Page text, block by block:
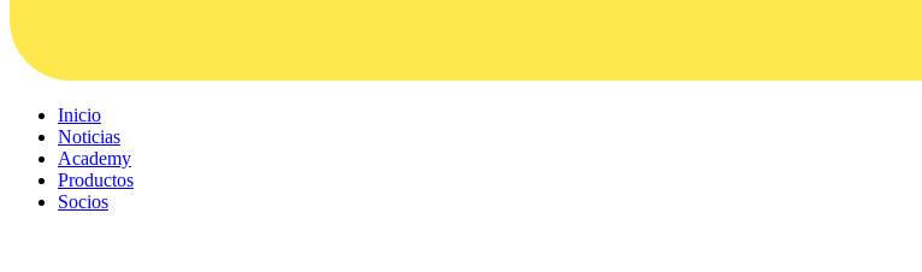
Inicio
Noticias
Academy
Productos
Socios